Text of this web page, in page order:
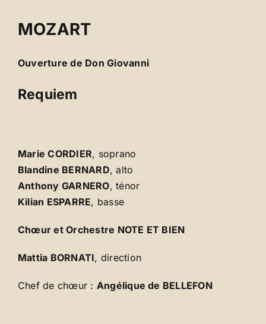
MOZART
Ouverture de Don Giovanni
Requiem
Marie CORDIER, soprano
Blandine BERNARD, alto
Anthony GARNERO, ténor
Kilian ESPARRE, basse
Chœur et Orchestre NOTE ET BIEN
Mattia BORNATI, direction
Chef de chœur : Angélique de BELLEFON